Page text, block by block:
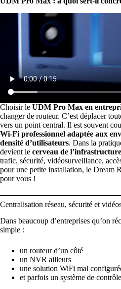
Choisir le UDM Pro Max en
changer de routeur. C’est déplacer
vers un point central. Il est souvent
Wi-Fi professionnel adaptée aux
densité d’utilisateurs. Dans la
devient le cerveau de l’infrastructure
trafic, sécurité, vidéosurveillance,
pour une petite installation, le Dream
pour vous !
Centralisation réseau, sécurité et
Dans beaucoup d’entreprises qu’on
simple :
un routeur d’un côté
un NVR ailleurs
une solution WiFi mal
et parfois un système de